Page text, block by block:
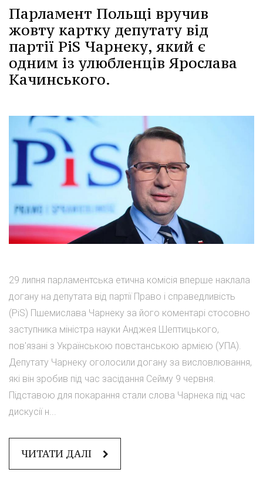
Парламент Польщі вручив
жовту картку депутату від
партії PiS Чарнеку, який є
одним із улюбленців Ярослава
Качинського.
29 липня парламентська етична комісія вперше наклала
догану на депутата від партії Право і справедливість
(PiS) Пшемислава Чарнеку за його коментарі стосовно
заступника міністра науки Анджея Шептицького,
пов'язані з Українською повстанською армією (УПА).
Депутату Чарнеку оголосили догану за висловлювання,
які він зробив під час засідання Сейму 9 червня.
Підставою для покарання стали слова Чарнека під час
дискусії н...
ЧИТАТИ ДАЛІ